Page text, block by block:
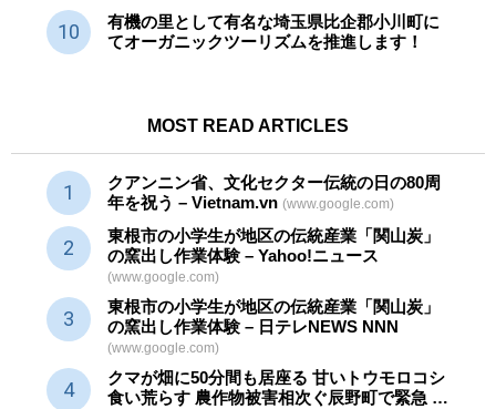
有機の里として有名な埼玉県比企郡小川町に
てオーガニックツーリズムを推進します！
MOST READ ARTICLES
クアンニン省、文化セクター伝統の日の80周
年を祝う – Vietnam.vn (www.google.com)
東根市の小学生が地区の伝統産業 「関山炭」
の窯出し作業体験 – Yahoo!ニュース
(www.google.com)
東根市の小学生が地区の伝統産業 「関山炭」
の窯出し作業体験 – 日テレNEWS NNN
(www.google.com)
クマが畑に50分間も居座る 甘いトウモロコシ
食い荒らす 農作物被害相次ぐ辰野町で緊急 …